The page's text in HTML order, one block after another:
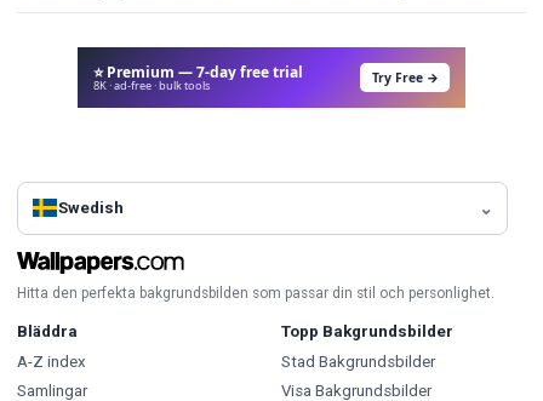
⭐ Premium — 7-day free trial
8K · ad-free · bulk tools Try Free →
Swedish
Hitta den perfekta bakgrundsbilden som passar din stil och personlighet.
Bläddra
A-Z index
Samlingar
Topp Bakgrundsbilder
Stad Bakgrundsbilder
Visa Bakgrundsbilder